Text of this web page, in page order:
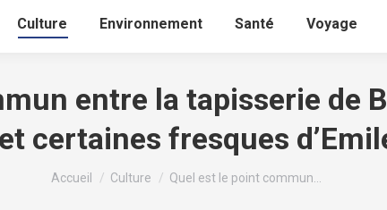
Culture Environnement Santé Voyage
entre la tapisserie de
certaines fresques
Vous êtes ici :
Accueil Culture Quel est le point commun…